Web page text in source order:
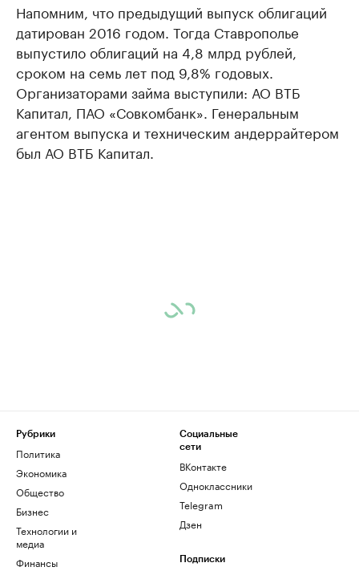
Напомним, что предыдущий выпуск облигаций
датирован 2016 годом. Тогда Ставрополье
выпустило облигаций на 4,8 млрд рублей,
сроком на семь лет под 9,8% годовых.
Организаторами займа выступили: АО ВТБ
Капитал, ПАО «Совкомбанк». Генеральным
агентом выпуска и техническим андеррайтером
был АО ВТБ Капитал.
Рубрики
Политика
Экономика
Общество
Бизнес
Технологии и
медиа
Финансы
Социальные
сети
ВКонтакте
Одноклассники
Telegram
Дзен
Подписки